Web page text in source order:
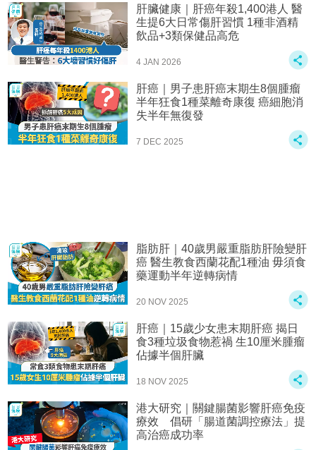
肝臟健康｜肝癌年殺1,400港人 醫
生提6大日常傷肝習慣 1種非酒精
飲品+3類保健品高危
4 JAN 2026
肝癌｜男子患肝癌末期生8個腫瘤
半年狂食1種菜離奇康復 癌細胞消
失半年無復發
7 DEC 2025
脂肪肝｜40歲男嚴重脂肪肝險變肝
癌 醫生教食西蘭花配1種油 毋須食
藥運動半年逆轉病情
20 NOV 2025
肝癌｜15歲少女患末期肝癌 揭日
食3種垃圾食物惹禍 生10厘米腫瘤
佔據半個肝臟
18 NOV 2025
港大研究｜關鍵腸菌影響肝癌免疫
療效 倡研「腸道菌調控療法」提
高治癌成功率